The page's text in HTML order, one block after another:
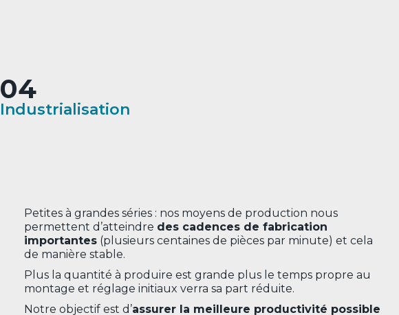
04
Industrialisation
Petites à grandes séries : nos moyens de production nous
permettent d’atteindre des cadences de fabrication
importantes (plusieurs centaines de pièces par minute) et cela
de manière stable.
Plus la quantité à produire est grande plus le temps propre au
montage et réglage initiaux verra sa part réduite.
Notre objectif est d’assurer la meilleure productivité possible